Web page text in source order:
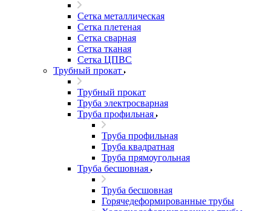
Сетка металлическая
Сетка плетеная
Сетка сварная
Сетка тканая
Сетка ЦПВС
Трубный прокат
Трубный прокат
Труба электросварная
Труба профильная
Труба профильная
Труба квадратная
Труба прямоугольная
Труба бесшовная
Труба бесшовная
Горячедеформированные трубы